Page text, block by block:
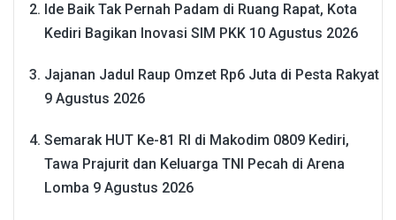
Ide Baik Tak Pernah Padam di Ruang Rapat, Kota
Kediri Bagikan Inovasi SIM PKK 10 Agustus 2026
Jajanan Jadul Raup Omzet Rp6 Juta di Pesta Rakyat
9 Agustus 2026
Semarak HUT Ke-81 RI di Makodim 0809 Kediri,
Tawa Prajurit dan Keluarga TNI Pecah di Arena
Lomba 9 Agustus 2026